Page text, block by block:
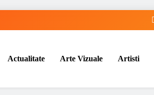
Actualitate Arte Vizuale Artisti